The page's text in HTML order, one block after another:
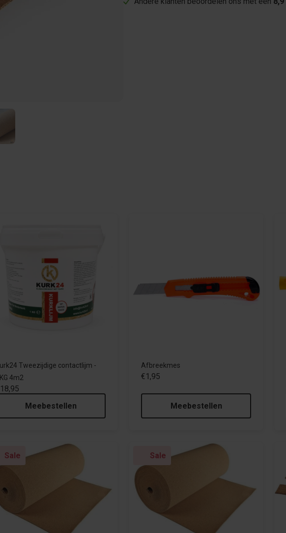
Tweezijdige contactlijm -
4m2
Meebestellen
Afbreekmes
€1,95
Meebestellen
Sale Sale